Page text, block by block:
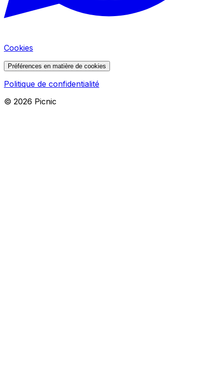
Cookies
Préférences en matière de cookies
Politique de confidentialité
© 2026 Picnic